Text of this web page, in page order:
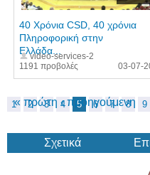
1191 προβολές
40 Χρόνια CSD, 40 χρόνια
Πληροφορική στην
Ελλάδα...
video-services-2
03-07-
« πρώτη ‹ προηγούμενη
1 2 3 4 5 6 7 8 9
Σχετικά